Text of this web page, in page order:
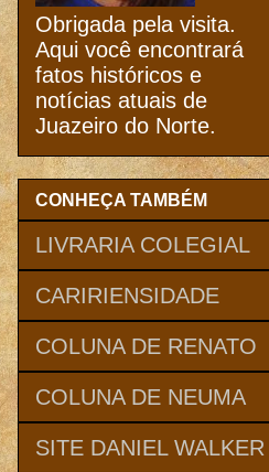
Obrigada pela visita.
Aqui você encontrará
fatos históricos e
notícias atuais de
Juazeiro do Norte.
CONHEÇA TAMBÉM
LIVRARIA COLEGIAL
CARIRIENSIDADE
COLUNA DE RENATO
COLUNA DE NEUMA
SITE DANIEL WALKER